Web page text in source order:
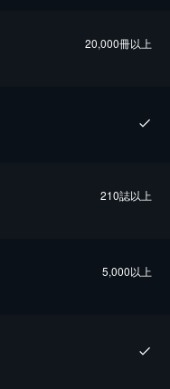
20,000冊以上
210誌以上
5,000以上